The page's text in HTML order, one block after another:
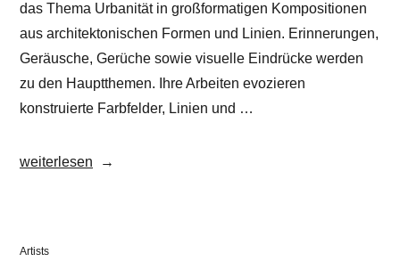
das Thema Urbanität in großformatigen Kompositionen
aus architektonischen Formen und Linien. Erinnerungen,
Geräusche, Gerüche sowie visuelle Eindrücke werden
zu den Hauptthemen. Ihre Arbeiten evozieren
konstruierte Farbfelder, Linien und …
„Susanne
weiterlesen
Veröffentlicht
Artists